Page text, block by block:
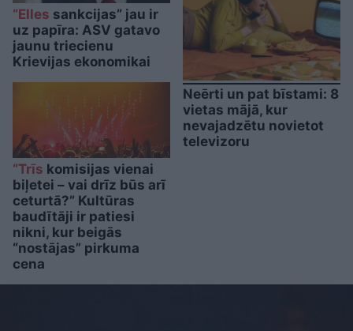
“Elles sankcijas” jau ir
uz papīra: ASV gatavo
jaunu triecienu
Krievijas ekonomikai
“Trīs komisijas vienai
biļetei – vai drīz būs arī
ceturtā?” Kultūras
baudītāji ir patiesi
nikni, kur beigās
“nostājas” pirkuma
cena
Neērti un pat bīstami: 8
vietas mājā, kur
nevajadzētu novietot
televizoru